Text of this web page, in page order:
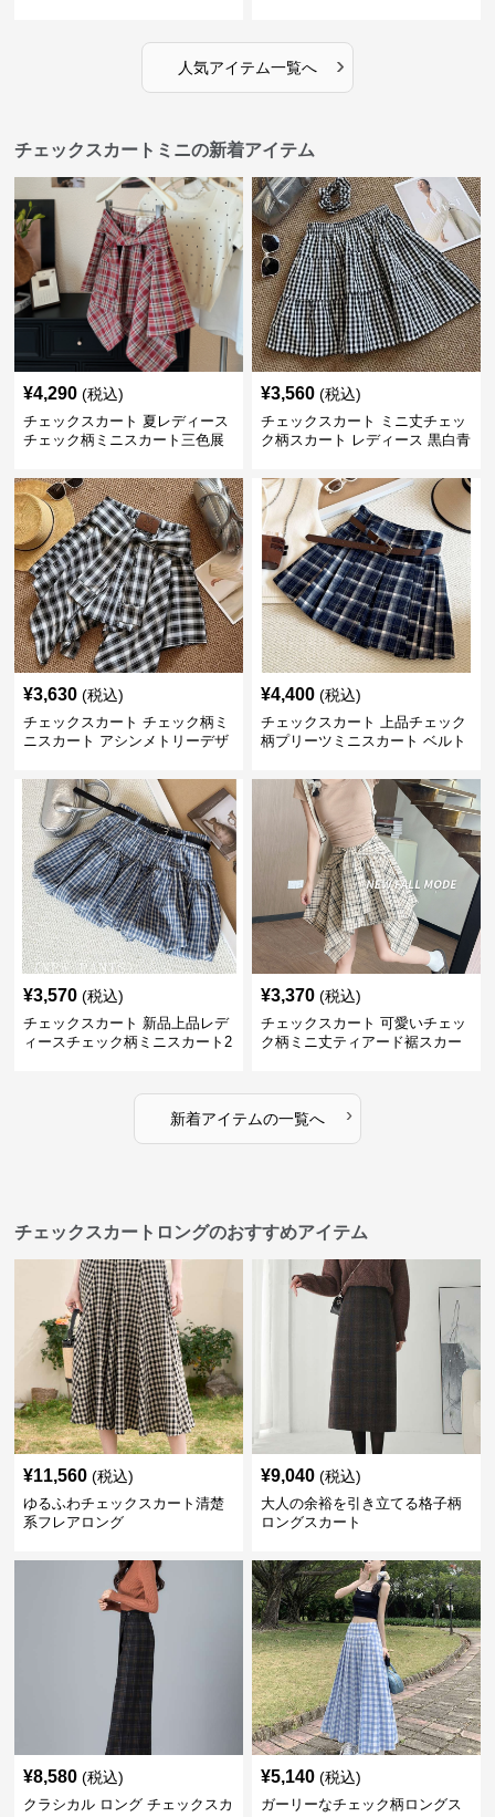
人気アイテム一覧へ ›
チェックスカートミニの新着アイテム
¥4,290 (税込)
チェックスカート 夏レディース
チェック柄ミニスカート三色展
¥3,560 (税込)
チェックスカート ミニ丈チェッ
ク柄スカート レディース 黒白青
¥3,630 (税込)
チェックスカート チェック柄ミ
ニスカート アシンメトリーデザ
¥4,400 (税込)
チェックスカート 上品チェック
柄プリーツミニスカート ベルト
¥3,570 (税込)
チェックスカート 新品上品レデ
ィースチェック柄ミニスカート2
¥3,370 (税込)
チェックスカート 可愛いチェッ
ク柄ミニ丈ティアード裾スカー
新着アイテムの一覧へ ›
チェックスカートロングのおすすめアイテム
¥11,560 (税込)
ゆるふわチェックスカート清楚
系フレアロング
¥9,040 (税込)
大人の余裕を引き立てる格子柄
ロングスカート
¥8,580 (税込)
クラシカル ロング チェックスカ
¥5,140 (税込)
ガーリーなチェック柄ロングス